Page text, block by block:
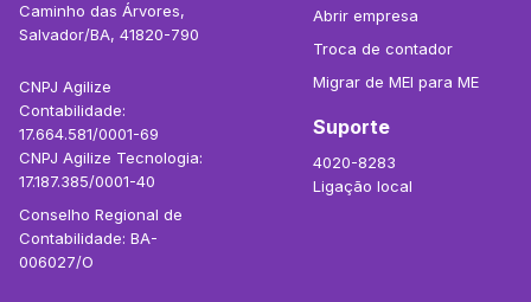
Caminho das Árvores,
Salvador/BA, 41820-790
CNPJ Agilize
Contabilidade:
17.664.581/0001-69
CNPJ Agilize Tecnologia:
17.187.385/0001-40
Conselho Regional de
Contabilidade: BA-
006027/O
Abrir empresa
Troca de contador
Migrar de MEI para ME
Suporte
4020-8283
Ligação local